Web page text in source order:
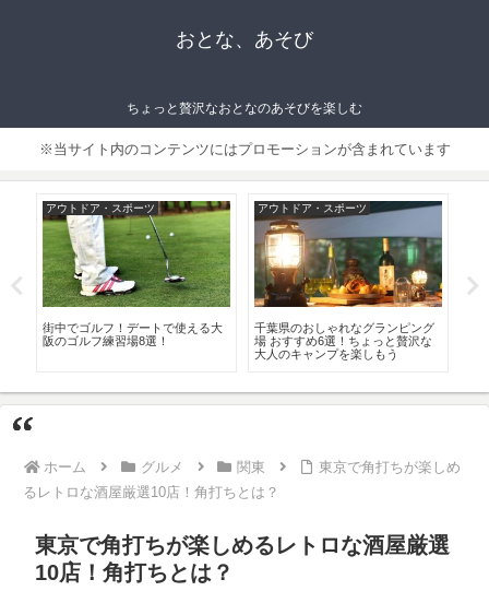
おとな、あそび
ちょっと贅沢なおとなのあそびを楽しむ
※当サイト内のコンテンツにはプロモーションが含まれています
アウトドア・スポーツ
街中でゴルフ！デートで使える大
阪のゴルフ練習場8選！
アウトドア・スポーツ
千葉県のおしゃれなグランピング
場 おすすめ6選！ちょっと贅沢な
大人のキャンプを楽しもう
ホーム グルメ 関東
東京で角打ちが楽しめ
るレトロな酒屋厳選10店！角打ちとは？
東京で角打ちが楽しめるレトロな酒屋厳選
10店！角打ちとは？